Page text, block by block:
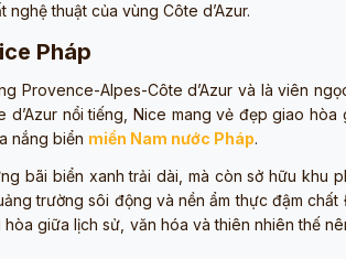
thuật của vùng Côte d’Azur.
Pháp
Provence-Alpes-Côte d’Azur và là viên
d’Azur nổi tiếng, Nice mang vẻ đẹp giao
nắng biển miền Nam nước Pháp.
bãi biển xanh trải dài, mà còn sở hữu khu
trường sôi động và nền ẩm thực đậm chất
giữa lịch sử, văn hóa và thiên nhiên thế